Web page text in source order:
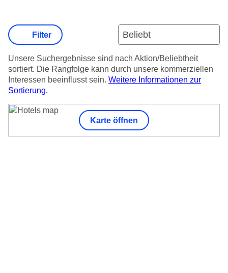
Unsere Suchergebnisse sind nach Aktion/Beliebtheit
sortiert. Die Rangfolge kann durch unsere kommerziellen
Interessen beeinflusst sein. Weitere Informationen zur
Sortierung.
Karte öffnen
Filter